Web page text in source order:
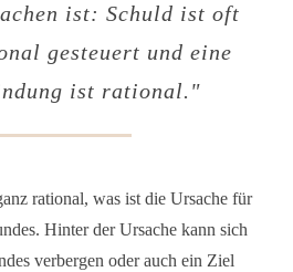
ist: Schuld ist oft
gesteuert und eine
ist rational."
rational, was ist die Ursache für
Hinter der Ursache kann sich
verbergen oder auch ein Ziel